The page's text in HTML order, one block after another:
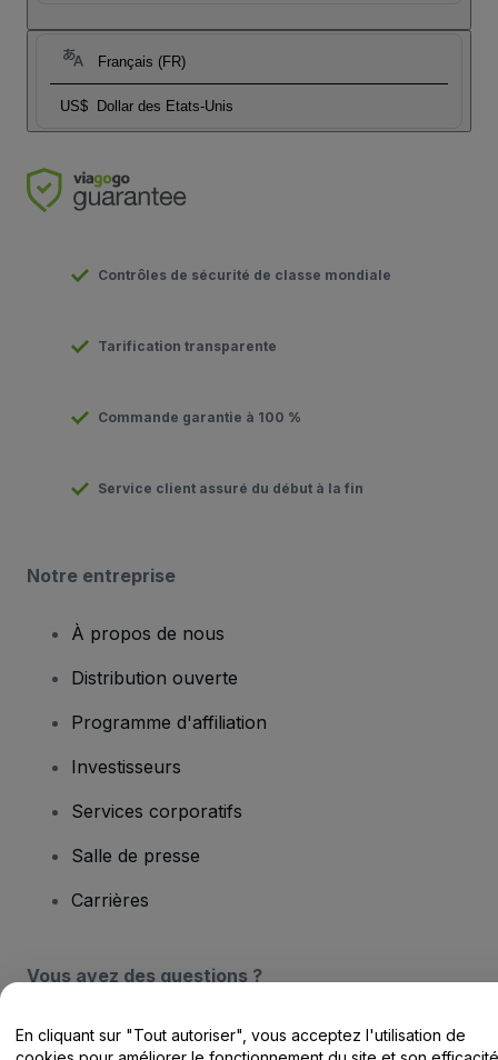
Français (FR)
US$ Dollar des Etats-Unis
Contrôles de sécurité de classe mondiale
Tarification transparente
Commande garantie à 100 %
Service client assuré du début à la fin
Notre entreprise
À propos de nous
Distribution ouverte
Programme d'affiliation
Investisseurs
Services corporatifs
Salle de presse
Carrières
Vous avez des questions ?
Centre d'assistance / Nous contacter
En cliquant sur "Tout autoriser", vous acceptez l'utilisation de